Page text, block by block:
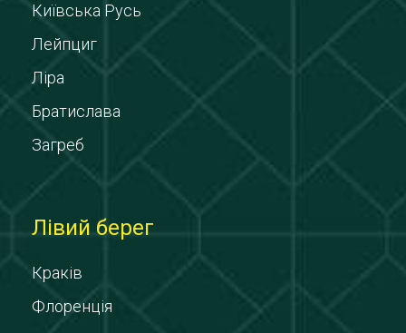
Київська Русь
Лейпциг
Ліра
Братислава
Загреб
Лівий берег
Краків
Флоренція